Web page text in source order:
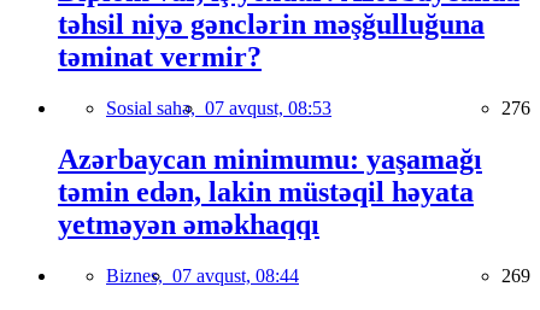
təhsil niyə gənclərin məşğulluğuna
təminat vermir?
Sosial sahə, 07 avqust, 08:53 276
Azərbaycan minimumu: yaşamağı
təmin edən, lakin müstəqil həyata
yetməyən əməkhaqqı
Biznes, 07 avqust, 08:44 269